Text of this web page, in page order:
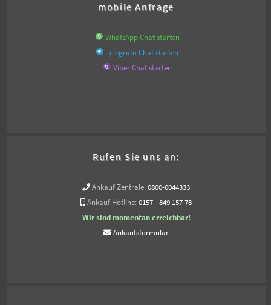
mobile Anfrage
WhatsApp Chat starten
Telegram Chat starten
Viber Chat starten
Rufen Sie uns an:
Ankauf Zentrale: 0800-0044333
Ankauf Hotline: 0157 - 849 157 78
Wir sind momentan erreichbar!
Ankaufsformular